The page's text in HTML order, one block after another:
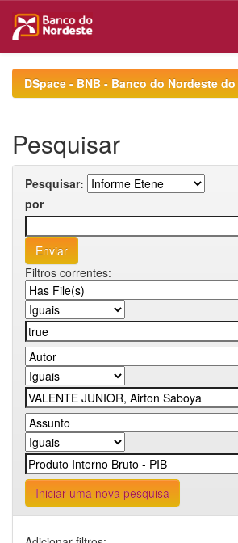
navigationDSpace - BNB - Banco do Nordeste
Pesquisar
Pesquisar:
por
Filtros correntes:
Iniciar uma nova pesquisa